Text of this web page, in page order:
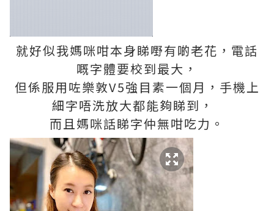
就好似我媽咪咁本身睇嘢有啲老花，電話
嘅字體要校到最大，
但係服用咗樂敦V5強目素一個月，手機上
細字唔洗放大都能夠睇到，
而且媽咪話睇字仲無咁吃力。